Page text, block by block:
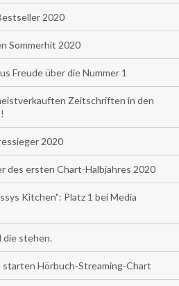
2020
Sommerhit 2020
Freude über die Nummer 1
Zeitschriften in den
2020
des ersten Chart-Halbjahres 2020
Kitchen": Platz 1 bei Media
die stehen.
Hörbuch-Streaming-Chart